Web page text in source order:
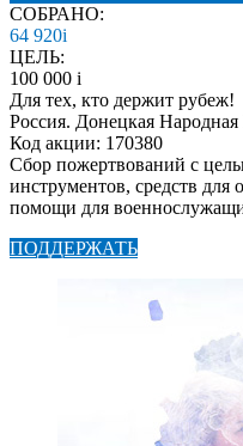
СОБРАНО:
64 920i
ЦЕЛЬ:
100 000 i
Для тех, кто держит рубеж!
Россия. Донецкая Народная
Код акции: 170380
Сбор пожертвований с
инструментов, средств для
помощи для
ПОДДЕРЖАТЬ